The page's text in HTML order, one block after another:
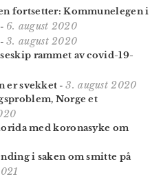
fortsetter: Kommunelegen i
6. august 2020
-3. august 2020
rammet av covid-19-
er svekket -3. august 2020
Norge et
med koronasyke om
i saken om smitte på